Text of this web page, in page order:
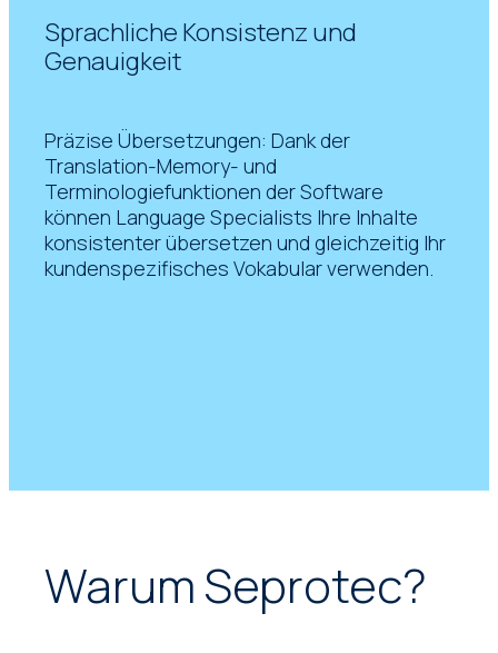
Sprachliche Konsistenz und
Genauigkeit
Präzise Übersetzungen: Dank der
Translation-Memory- und
Terminologiefunktionen der Software
können Language Specialists Ihre Inhalte
konsistenter übersetzen und gleichzeitig Ihr
kundenspezifisches Vokabular verwenden.
Warum Seprotec?